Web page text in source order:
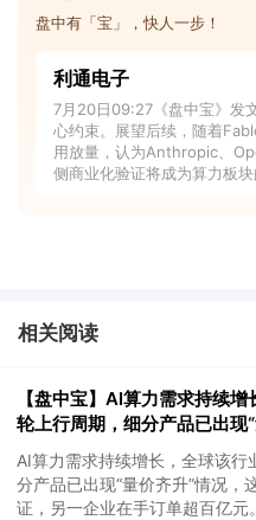
盘中有「宝」，快人一步！
利通电子
7月20日09:27《盘中宝》发
心约束。展望后续，随着
用放量，认为Anthropic、
侧商业化验证将成为算力板块
相关阅读
【盘中宝】AI算力需求持续
轮上行周期，细分产品已出现
单超百亿元
AI算力需求持续增长，全球该
分产品已出现“量价齐升”情况
证，另一企业在手订单超百亿元。